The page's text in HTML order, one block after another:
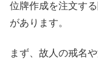
位牌作成を注文す
があります。
まず、故人の戒名